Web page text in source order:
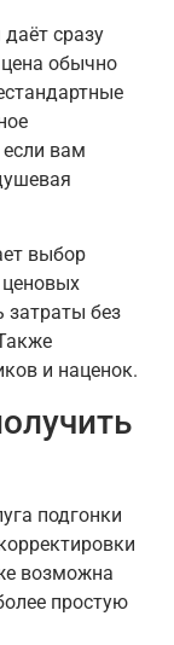
сразу
обычно
вам
выбор
затраты без
и наценок.
подгонки
возможна
простую